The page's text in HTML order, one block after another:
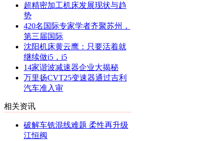
超精密加工机床发展现状与趋
势
420名国际专家学者齐聚苏州，
第三届国际
沈阳机床黄云鹰：只要活着就
继续做i5，i5
14家谐波减速器企业大揭秘
万里扬CVT25变速器通过吉利
汽车准入审
相关资讯
破解车铣混线难题 柔性再升级
江恒阀